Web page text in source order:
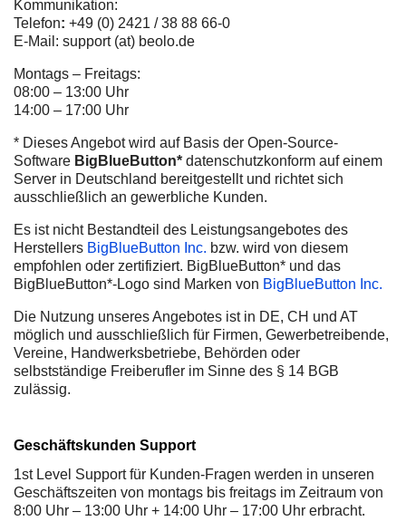
Kommunikation:
Telefon: +49 (0) 2421 / 38 88 66-0
E-Mail: support (at) beolo.de
Montags – Freitags:
08:00 – 13:00 Uhr
14:00 – 17:00 Uhr
* Dieses Angebot wird auf Basis der Open-Source-
Software BigBlueButton* datenschutzkonform auf einem
Server in Deutschland bereitgestellt und richtet sich
ausschließlich an gewerbliche Kunden.
Es ist nicht Bestandteil des Leistungsangebotes des
Herstellers BigBlueButton Inc. bzw. wird von diesem
empfohlen oder zertifiziert. BigBlueButton* und das
BigBlueButton*-Logo sind Marken von BigBlueButton Inc.
Die Nutzung unseres Angebotes ist in DE, CH und AT
möglich und ausschließlich für Firmen, Gewerbetreibende,
Vereine, Handwerksbetriebe, Behörden oder
selbstständige Freiberufler im Sinne des § 14 BGB
zulässig.
Geschäftskunden Support
1st Level Support für Kunden-Fragen werden in unseren
Geschäftszeiten von montags bis freitags im Zeitraum von
8:00 Uhr – 13:00 Uhr + 14:00 Uhr – 17:00 Uhr erbracht.